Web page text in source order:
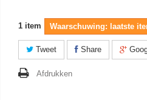
1 item Waarschuwing: laatste
Tweet Share
Afdrukken